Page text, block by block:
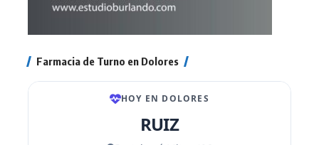
Farmacia de Turno en Dolores